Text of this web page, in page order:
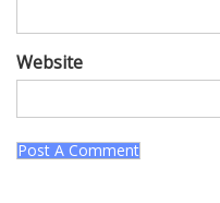
Website